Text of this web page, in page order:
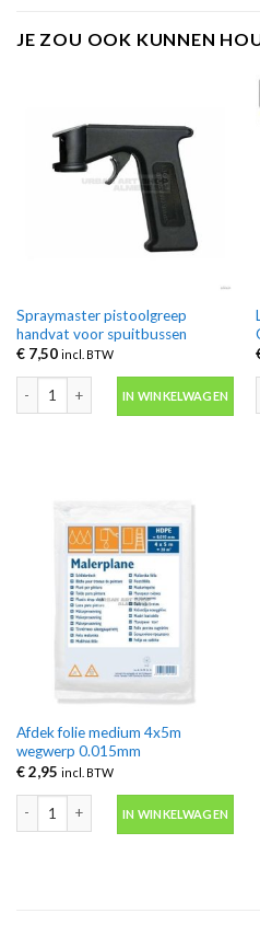
JE ZOU OOK KUNNEN
Spraymaster pistoolgreep
handvat voor spuitbussen
€7,50 incl. BTW
Spraymaster pistoolgreep handvat
IN WINKELWAGEN
Afdek folie medium 4x5m
wegwerp 0.015mm
€2,95 incl. BTW
IN WINKELWAGEN